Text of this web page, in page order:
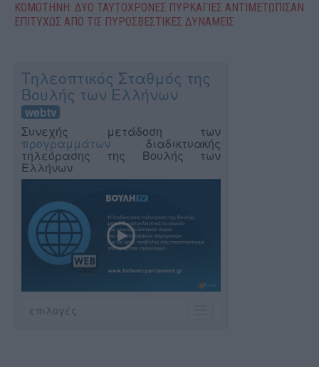
ΚΟΜΟΤΗΝΗ: ΔΥΟ ΤΑΥΤΟΧΡΟΝΕΣ ΠΥΡΚΑΓΙΕΣ ΑΝΤΙΜΕΤΩΠΙΣΑΝ
ΕΠΙΤΥΧΩΣ ΑΠΟ ΤΙΣ ΠΥΡΟΣΒΕΣΤΙΚΕΣ ΔΥΝΑΜΕΙΣ